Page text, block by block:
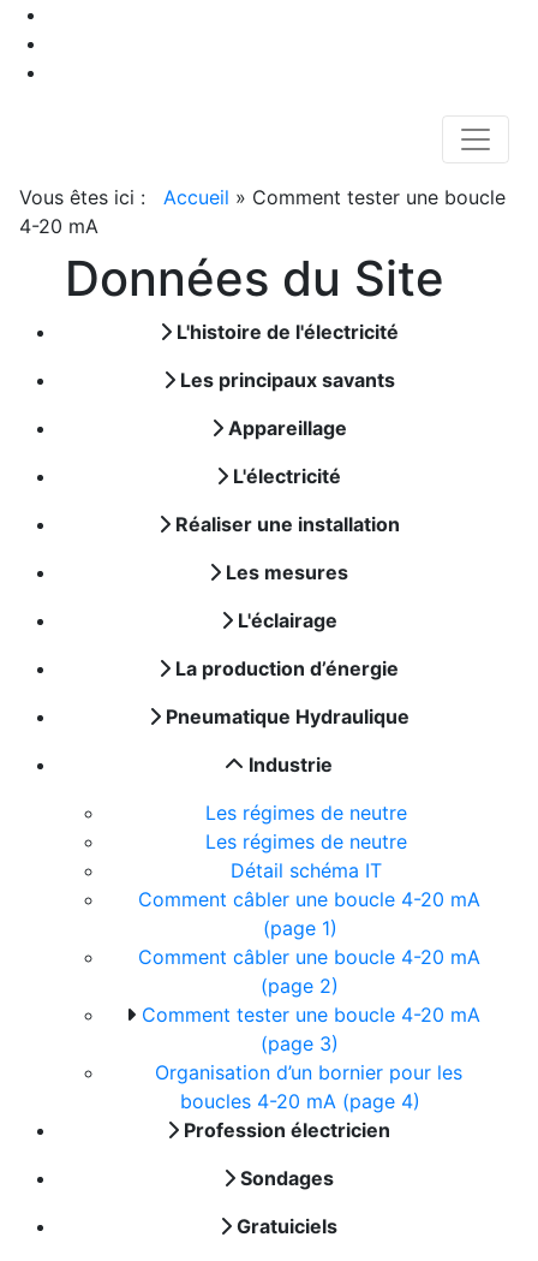
Vous êtes ici : Accueil » Comment tester une boucle
4-20 mA
Données du Site
L'histoire de l'électricité
Les principaux savants
Appareillage
L'électricité
Réaliser une installation
Les mesures
L'éclairage
La production d’énergie
Pneumatique Hydraulique
Industrie
Les régimes de neutre
Les régimes de neutre
Détail schéma IT
Comment câbler une boucle 4-20 mA
(page 1)
Comment câbler une boucle 4-20 mA
(page 2)
Comment tester une boucle 4-20 mA
(page 3)
Organisation d’un bornier pour les
boucles 4-20 mA (page 4)
Profession électricien
Sondages
Gratuiciels